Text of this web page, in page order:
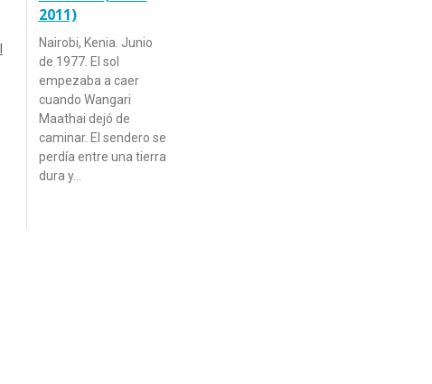
2011)
Nairobi, Kenia. Junio
de 1977. El sol
empezaba a caer
cuando Wangari
Maathai dejó de
caminar. El sendero se
perdía entre una tierra
dura y…